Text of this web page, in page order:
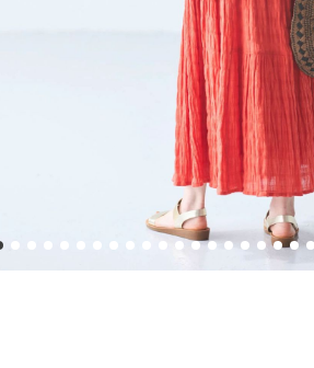
6 7 11 12 13 14 15 16 17 18 19